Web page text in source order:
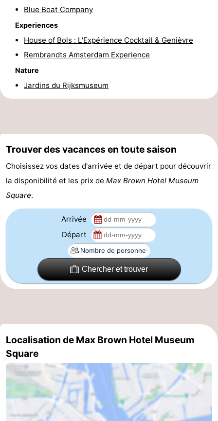
ville
Hollande
Hollande
Pratiques
Forum
commun
Gare
Centrale
Schiphol
Eindhoven
Stationnement
les
Médicales
Météo
Us
Blue Boat Company
Experiences
House of Bols : L'Expérience Cocktail & Genièvre
Rembrandts Amsterdam Experience
Nature
Jardins du Rijksmuseum
Trouver des vacances en toute saison
Choisissez vos dates d'arrivée et de départ pour découvrir
la disponibilité et les prix de Max Brown Hotel Museum
Square.
Arrivée
Départ
Chercher et trouver
Localisation de Max Brown Hotel Museum
Square